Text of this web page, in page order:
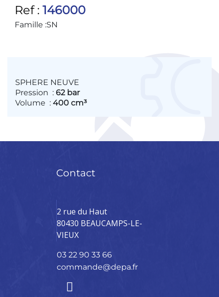
Ref : 146000
Famille :SN
SPHERE NEUVE
Pression : 62 bar
Volume : 400 cm³
Contact
2 rue du Haut
80430 BEAUCAMPS-LE-
VIEUX
03 22 90 33 66
commande@depa.fr